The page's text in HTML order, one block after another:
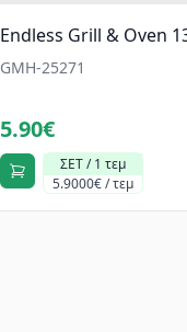
Endless Grill & Oven
GMH-25271
5.90€
ΣΕΤ / 1 τεμ
5.9000€ / τεμ